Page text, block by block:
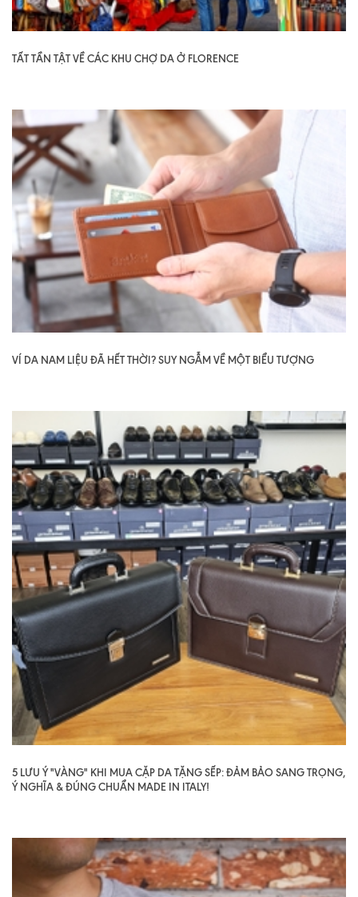
TẤT TẦN TẬT VỀ CÁC KHU CHỢ DA Ở FLORENCE
VÍ DA NAM LIỆU ĐÃ HẾT THỜI? SUY NGẪM VỀ MỘT BIỂU TƯỢNG
5 LƯU Ý "VÀNG" KHI MUA CẶP DA TẶNG SẾP: ĐẢM BẢO SANG TRỌNG,
Ý NGHĨA & ĐÚNG CHUẨN MADE IN ITALY!